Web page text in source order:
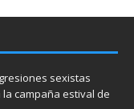
sexistas
campaña estival de